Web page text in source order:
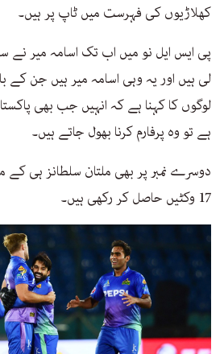
کھلاڑیوں کی فہرست میں ٹاپ پر ہیں۔
لی ہیں اور یہ وہی اسامہ میر ہیں جن
لوگوں کا کہنا ہے کہ انہیں جب بھی
ہے تو وہ پرفارم کرنا بھول جاتے ہیں۔
دوسرے نمبر پر بھی ملتان سلطانز ہی
17 وکٹیں حاصل کر رکھی ہیں۔